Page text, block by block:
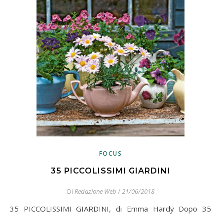
FOCUS
35 PICCOLISSIMI GIARDINI
Di Redazione Web /21/06/2018
35 PICCOLISSIMI GIARDINI, di Emma Hardy Dopo 35